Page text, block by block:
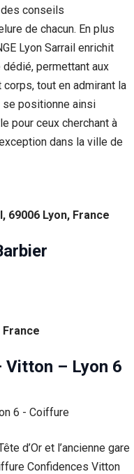
conseils
de chacun. En plus
Lyon Sarrail enrichit
permettant aux
tout en admirant la
se positionne ainsi
pour ceux cherchant à
dans la ville de
69006 Lyon, France
France
Vitton – Lyon 6
d’Or et l’ancienne gare
Confidences Vitton